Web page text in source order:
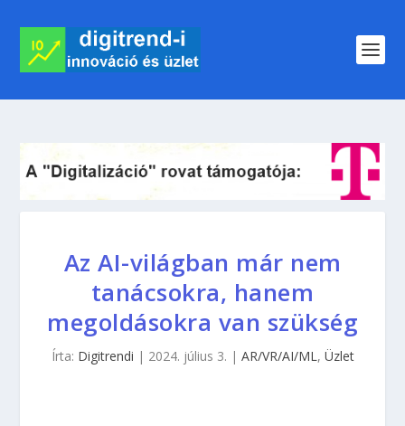
Az AI-világban már nem
tanácsokra, hanem
megoldásokra van szükség
Írta: Digitrendi | 2024. július 3. | AR/VR/AI/ML, Üzlet